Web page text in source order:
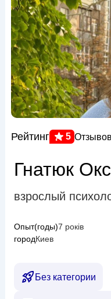
Рейтинг 5
Гнатюк
взрослый
Опыт(годы)7 років
городКиев
Без категории